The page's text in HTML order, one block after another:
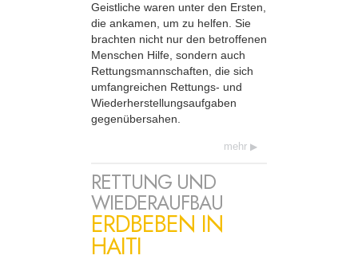
Geistliche waren unter den Ersten,
die ankamen, um zu helfen. Sie
brachten nicht nur den betroffenen
Menschen Hilfe, sondern auch
Rettungsmannschaften, die sich
umfangreichen Rettungs- und
Wiederherstellungsaufgaben
gegenübersahen.
mehr
RETTUNG UND
WIEDERAUFBAU
ERDBEBEN IN
HAITI